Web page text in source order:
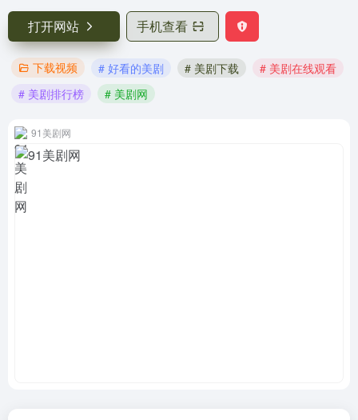
打开网站 手机查看
下载视频 # 好看的美剧 # 美剧下载
# 美剧在线观看
# 美剧排行榜
# 美剧网
91美剧网